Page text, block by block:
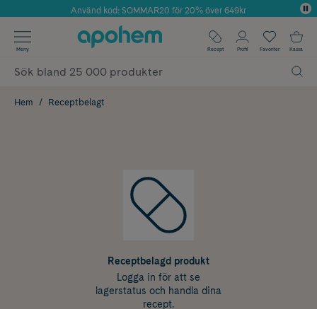
Årets Butik 2025 inom Skönhet
Använd kod: SOMMAR20 för 20% över 649kr
✓ Fri frakt
✓ Poäng på alla köp*
Meny Recept Profil Favoriter Kassa
Hem Receptbelagt
Receptbelagd produkt
Logga in för att se
lagerstatus och handla dina
recept.